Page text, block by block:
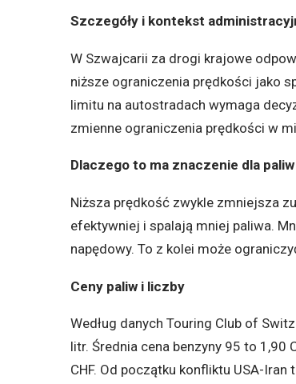
Szczegóły i kontekst
W Szwajcarii za drogi krajowe
niższe ograniczenia prędkości jako
limitu na autostradach wymaga
zmienne ograniczenia prędkości w
Dlaczego to ma znaczenie dla paliw
Niższa prędkość zwykle zmniejsza
efektywniej i spalają mniej paliwa.
napędowy. To z kolei może
Ceny paliw i liczby
Według danych Touring Club of
litr. Średnia cena benzyny 95 to 1,90
CHF. Od początku konfliktu USA-